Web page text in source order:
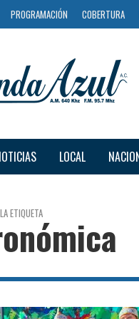
PROGRAMACIÓN COBERTURA
LOCAL
ETIQUETA